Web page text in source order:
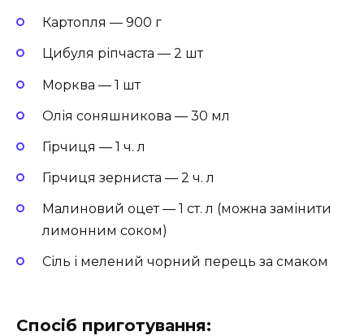
Картопля — 900 г
Цибуля ріпчаста — 2 шт
Морква — 1 шт
Олія соняшникова — 30 мл
Гірчиця — 1 ч. л
Гірчиця зерниста — 2 ч. л
Малиновий оцет — 1 ст. л (можна замінити
лимонним соком)
Сіль і мелений чорний перець за смаком
Спосіб приготування: